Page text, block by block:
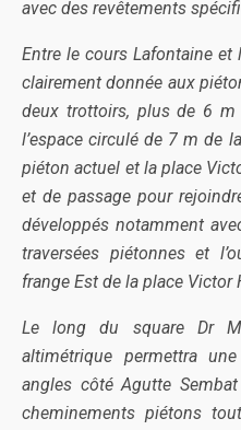
avec des revêtements
Entre le cours Lafontaine et
clairement donnée aux
deux trottoirs, plus de 6 m
l’espace circulé de 7 m de
piéton actuel et la place
et de passage pour
développés notamment
traversées piétonnes et
frange Est de la place Victor
Le long du square Dr
altimétrique permettra
angles côté Agutte
cheminements piétons